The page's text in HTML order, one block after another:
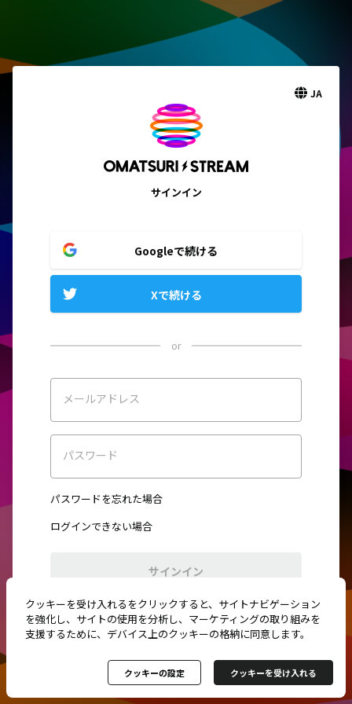
JA
サインイン
Googleで続ける
Xで続ける
or
メールアドレス
パスワード
パスワードを忘れた場合
ログインできない場合
サインイン
初めてご利用ですか？新規登録
クッキーを受け入れるをクリックすると、サイトナビゲーション
を強化し、サイトの使用を分析し、マーケティングの取り組みを
支援するために、デバイス上のクッキーの格納に同意します。
クッキーの設定 クッキーを受け入れる